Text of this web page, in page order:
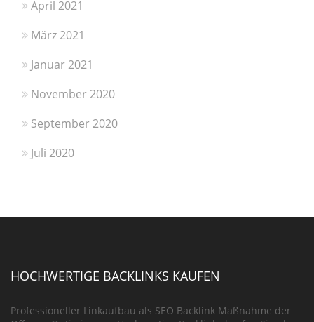
April 2021
März 2021
Januar 2021
November 2020
September 2020
Juli 2020
HOCHWERTIGE BACKLINKS KAUFEN
Professioneller Linkaufbau als SEO Backlink Maßnahme der